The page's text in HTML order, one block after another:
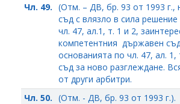
Чл. 49. (Отм. – ДВ, бр. 93 от 1993 г.,
съд с влязло в сила
чл. 47, ал.1, т. 1 и 2,
компетентния държавен
основанията по чл. 47, ал.
съд за ново разглеждане.
от други арбитри.
Чл. 50. (Отм. - ДВ, бр. 93 от 1993 г.).